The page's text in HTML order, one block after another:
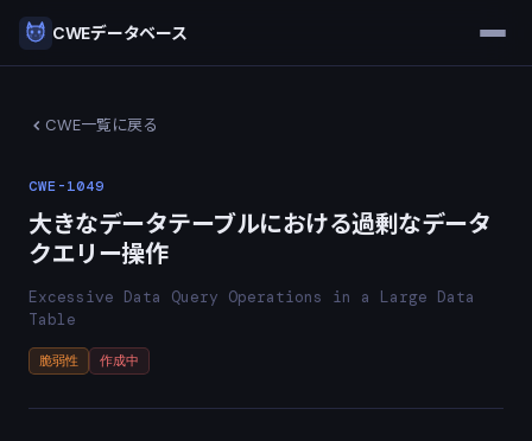
CWEデータベース
CWE一覧に戻る
CWE-1049
大きなデータテーブルにおける過剰なデータ
クエリー操作
Excessive Data Query Operations in a Large Data
Table
脆弱性 作成中